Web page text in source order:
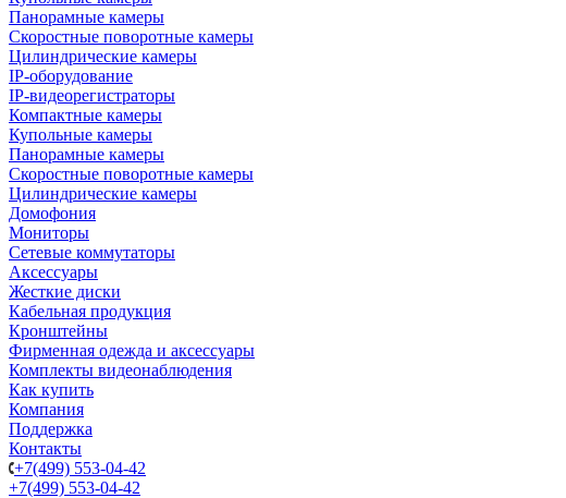
Панорамные камеры
Скоростные поворотные камеры
Цилиндрические камеры
IP-оборудование
IP-видеорегистраторы
Компактные камеры
Купольные камеры
Панорамные камеры
Скоростные поворотные камеры
Цилиндрические камеры
Домофония
Мониторы
Сетевые коммутаторы
Аксессуары
Жесткие диски
Кабельная продукция
Кронштейны
Фирменная одежда и аксессуары
Комплекты видеонаблюдения
Как купить
Компания
Поддержка
Контакты
+7(499) 553-04-42
+7(499) 553-04-42